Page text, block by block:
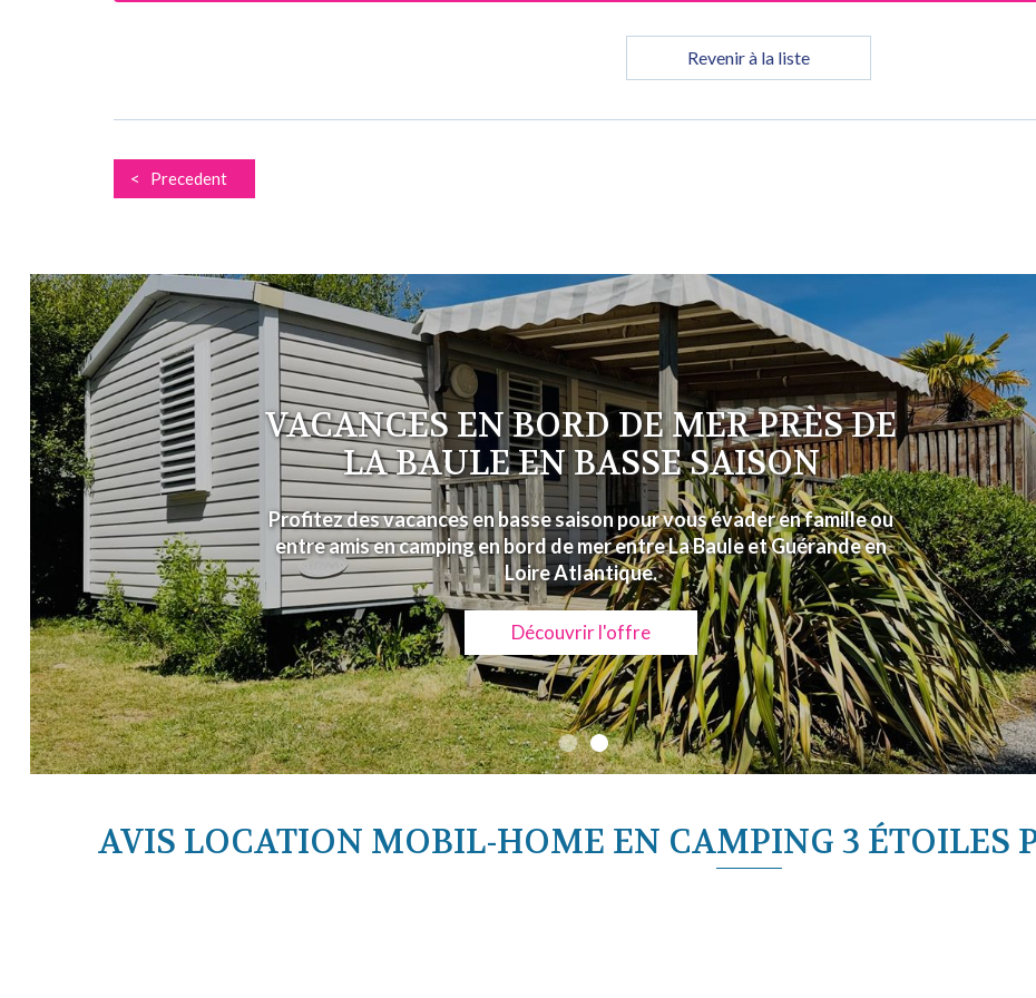
Revenir à la liste
< Precedent
VACANCES EN BORD DE MER PRÈS DE
LA BAULE EN BASSE SAISON
Profitez des vacances en basse saison pour vous évader en famille ou
entre amis en camping en bord de mer entre La Baule et Guérande en
Loire Atlantique.
Découvrir l'offre
AVIS LOCATION MOBIL-HOME EN CAMPING 3 ÉTOILES